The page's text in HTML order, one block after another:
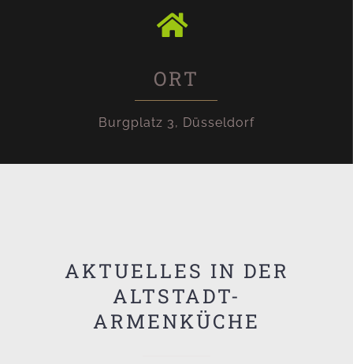
ORT
Burgplatz 3, Düsseldorf
AKTUELLES IN DER
ALTSTADT-
ARMENKÜCHE